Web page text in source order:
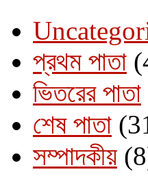
প্রথম পাতা
ভিতরের পাতা
শেষ পাতা
সম্পাদকীয়